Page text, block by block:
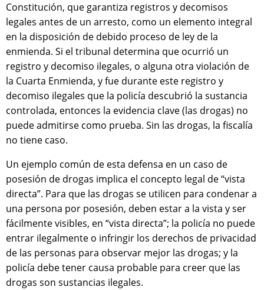
Constitución, que garantiza registros y decomisos
legales antes de un arresto, como un elemento integral
en la disposición de debido proceso de ley de la
enmienda. Si el tribunal determina que ocurrió un
registro y decomiso ilegales, o alguna otra violación de
la Cuarta Enmienda, y fue durante este registro y
decomiso ilegales que la policía descubrió la sustancia
controlada, entonces la evidencia clave (las drogas) no
puede admitirse como prueba. Sin las drogas, la fiscalía
no tiene caso.
Un ejemplo común de esta defensa en un caso de
posesión de drogas implica el concepto legal de “vista
directa”. Para que las drogas se utilicen para condenar a
una persona por posesión, deben estar a la vista y ser
fácilmente visibles, en “vista directa”; la policía no puede
entrar ilegalmente o infringir los derechos de privacidad
de las personas para observar mejor las drogas; y la
policía debe tener causa probable para creer que las
drogas son sustancias ilegales.